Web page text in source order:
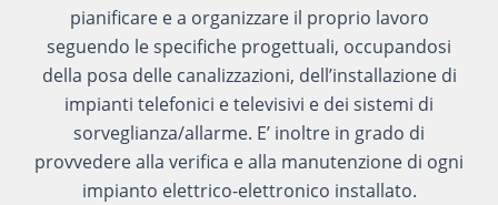
pianificare e a organizzare il proprio lavoro
seguendo le specifiche progettuali, occupandosi
della posa delle canalizzazioni, dell’installazione di
impianti telefonici e televisivi e dei sistemi di
sorveglianza/allarme. E’ inoltre in grado di
provvedere alla verifica e alla manutenzione di ogni
impianto elettrico-elettronico installato.